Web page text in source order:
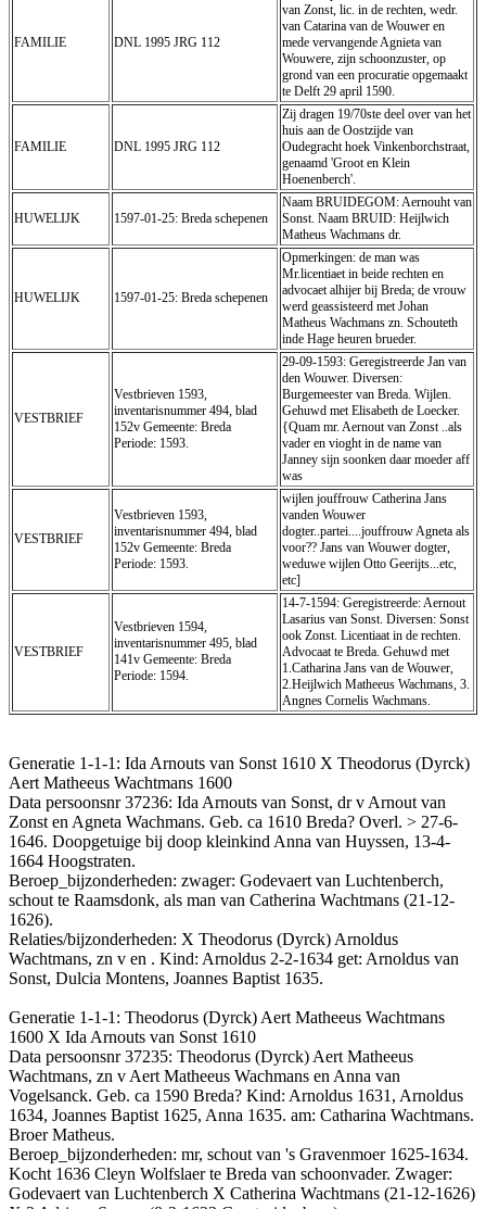
FAMILIE DNL 1995 JRG 112
van Zonst, lic. in de rechten, wedr.
van Catarina van de Wouwer en
mede vervangende Agnieta van
Wouwere, zijn schoonzuster, op
grond van een procuratie opgemaakt
te Delft 29 april 1590.
FAMILIE DNL 1995 JRG 112
Zij dragen 19/70ste deel over van het
huis aan de Oostzijde van
Oudegracht hoek Vinkenborchstraat,
genaamd 'Groot en Klein
Hoenenberch'.
HUWELIJK 1597-01-25: Breda schepenen
Naam BRUIDEGOM: Aernouht van
Sonst. Naam BRUID: Heijlwich
Matheus Wachmans dr.
HUWELIJK 1597-01-25: Breda schepenen
Opmerkingen: de man was
Mr.licentiaet in beide rechten en
advocaet alhijer bij Breda; de vrouw
werd geassisteerd met Johan
Matheus Wachmans zn. Schouteth
inde Hage heuren brueder.
VESTBRIEF
Vestbrieven 1593,
inventarisnummer 494, blad
152v Gemeente: Breda
Periode: 1593.
29-09-1593: Geregistreerde Jan van
den Wouwer. Diversen:
Burgemeester van Breda. Wijlen.
Gehuwd met Elisabeth de Loecker.
{Quam mr. Aernout van Zonst ..als
vader en vioght in de name van
Janney sijn soonken daar moeder aff
was
VESTBRIEF
Vestbrieven 1593,
inventarisnummer 494, blad
152v Gemeente: Breda
Periode: 1593.
wijlen jouffrouw Catherina Jans
vanden Wouwer
dogter..partei....jouffrouw Agneta als
voor?? Jans van Wouwer dogter,
weduwe wijlen Otto Geerijts...etc,
etc]
VESTBRIEF
Vestbrieven 1594,
inventarisnummer 495, blad
141v Gemeente: Breda
Periode: 1594.
14-7-1594: Geregistreerde: Aernout
Lasarius van Sonst. Diversen: Sonst
ook Zonst. Licentiaat in de rechten.
Advocaat te Breda. Gehuwd met
1.Catharina Jans van de Wouwer,
2.Heijlwich Matheeus Wachmans, 3.
Angnes Cornelis Wachmans.
Generatie 1-1-1: Ida Arnouts van Sonst 1610 X Theodorus (Dyrck)
Aert Matheeus Wachtmans 1600
Data persoonsnr 37236: Ida Arnouts van Sonst, dr v Arnout van
Zonst en Agneta Wachmans. Geb. ca 1610 Breda? Overl. > 27-6-
1646. Doopgetuige bij doop kleinkind Anna van Huyssen, 13-4-
1664 Hoogstraten.
Beroep_bijzonderheden: zwager: Godevaert van Luchtenberch,
schout te Raamsdonk, als man van Catherina Wachtmans (21-12-
1626).
Relaties/bijzonderheden: X Theodorus (Dyrck) Arnoldus
Wachtmans, zn v en . Kind: Arnoldus 2-2-1634 get: Arnoldus van
Sonst, Dulcia Montens, Joannes Baptist 1635.
Generatie 1-1-1: Theodorus (Dyrck) Aert Matheeus Wachtmans
1600 X Ida Arnouts van Sonst 1610
Data persoonsnr 37235: Theodorus (Dyrck) Aert Matheeus
Wachtmans, zn v Aert Matheeus Wachmans en Anna van
Vogelsanck. Geb. ca 1590 Breda? Kind: Arnoldus 1631, Arnoldus
1634, Joannes Baptist 1625, Anna 1635. am: Catharina Wachtmans.
Broer Matheus.
Beroep_bijzonderheden: mr, schout van 's Gravenmoer 1625-1634.
Kocht 1636 Cleyn Wolfslaer te Breda van schoonvader. Zwager:
Godevaert van Luchtenberch X Catherina Wachtmans (21-12-1626)